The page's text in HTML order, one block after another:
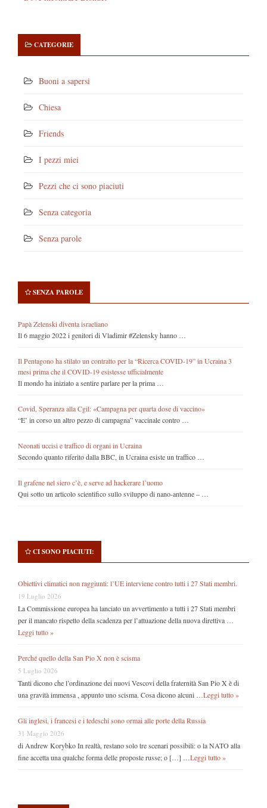
CATEGORIE
Buoni a sapersi
Chiesa
Friends
I pezzi miei
Pezzi che ci sono piaciuti
Senza categoria
Senza parole
SENZA PAROLE
Papà Zelenski diventa israeliano
Il 6 maggio 2022 i genitori di Vladimir #Zelensky hanno …
Il Pentagono ha stilato un contratto per la “Ricerca COVID-19” in Ucraina 3
mesi prima che il COVID-19 esistesse ufficialmente
Il mondo ha iniziato a sentire parlare per la prima …
Covid, Speranza alla Cgil: «Campagna per quarta dose di vaccino»
“E’ in corso un altro pezzo di campagna” vaccinale contro …
Neonati uccisi e traffico di organi in Ucraina
Secondo quanto riferito dalla BBC, in Ucraina esiste un traffico …
Il grafene nel siero c’è, e serve ad hackerare l’uomo
Qui sotto un articolo scientifico sullo sviluppo di nano-antenne – …
CI SONO PIACIUTI:
Obiettivi climatici non raggiunti: l’UE interviene contro tutti i 27 Stati membri.
19 Luglio 2026
La Commissione europea ha lanciato un avvertimento a tutti i 27 Stati membri
per il mancato rispetto della scadenza per l’attuazione della nuova direttiva …
Leggi tutto »
Perché quello della San Pio X non è scisma
5 Luglio 2026
Tanti dicono che l’ordinazione dei nuovi Vescovi della fraternità San Pio X è di
una gravità immensa , appunto uno scisma. Cosa dicono alcuni … Leggi tutto »
Gli inglesi, i francesi e i tedeschi sono ormai alle porte della Russia
31 Maggio 2026
di Andrew Korybko In realtà, restano solo tre scenari possibili: o la NATO alla
fine accetta una qualche forma delle proposte russe; o […] … Leggi tutto »